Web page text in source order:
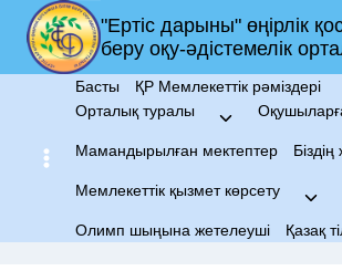
Skip
content
"Ертіс дарыны" өңірлік
беру оқу-әдістемелік
Басты
ҚР Мемлекеттік рәміздері
Орталық туралы
Toggle
Мамандырылған мектептер
Мемлекеттік қызмет көрсету
child
Олимп шыңына жетелеуші Қазақ